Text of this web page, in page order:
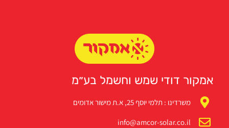
אמקור דודי שמש וחשמל בע״מ
משרדינו : תלמי יוסף 25, א.ת מישור אדומים
info@amcor-solar.co.il